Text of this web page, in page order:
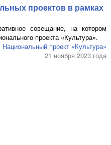
проектов в рамках
совещание, на котором
проекта «Культура».
Национальный проект «Культура»
21 ноября 2023 года